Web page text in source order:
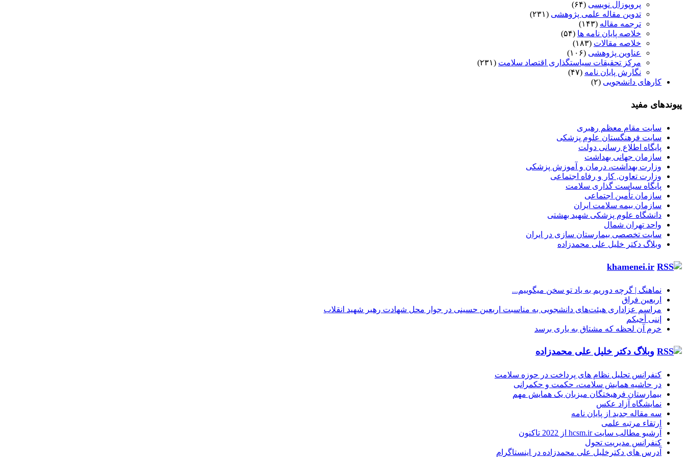
پروپوزال نویسی (۶۴)
تدوین مقاله علمی پژوهشی (۲۳۱)
ترجمه مقاله (۱۴۳)
خلاصه پایان نامه ها (۵۴)
خلاصه مقالات (۱۸۳)
عناوین پژوهشی (۱۰۶)
مرکز تحقیقات سیاستگذاری اقتصاد سلامت (۲۳۱)
نگارش پایان نامه (۴۷)
کارهای دانشجویی (۲)
پیوندهای مفید
سایت مقام معظم رهبری
سایت فرهنگستان علوم پزشکی
پایگاه اطلاع رسانی دولت
سازمان جهانی بهداشت
وزارت بهداشت، درمان و آموزش پزشکی
وزارت تعاون, کار و رفاه اجتماعی
پایگاه سیاست گذاری سلامت
سازمان تأمین اجتماعی
سازمان بیمه سلامت ایران
دانشگاه علوم پزشکی شهید بهشتی
واحد تهران شمال
سایت تخصصی بیمارستان سازی در ایران
وبلاگ دکتر خلیل علی محمدزاده
khamenei.ir
نماهنگ |‌ گرچه دوریم به یاد تو سخن میگوییم...
اربعین فراق
مراسم عزاداری هیئت‌های دانشجویی به مناسبت اربعین حسینی در جوار محل شهادت رهبر شهید انقلاب
إننی أحبکم
خرم آن لحظه که مشتاق به یاری برسد
وبلاگ دکتر خلیل علی محمدزاده
کنفرانس تحلیل نظام های پرداخت در حوزه سلامت
در حاشیه همایش سلامت، حکمت و حکمرانی
بیمارستان فرهیختگان میزبان یک همایش مهم
نمایشگاه آزاد عکس
سه مقاله جدید از پایان نامه
ارتقاء مرتبه علمی
آرشیو مطالب سایت hcsm.ir از 2022 تاکنون
کنفرانس مدیریت تحول
آدرس های دکترخلیل علی محمدزاده در اینستاگرام